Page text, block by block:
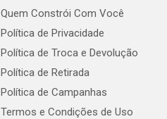
Quem Constrói Com Você
Política de Privacidade
Política de Troca e Devolução
Política de Retirada
Política de Campanhas
Termos e Condições de Uso